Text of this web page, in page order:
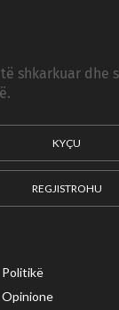
shkarkuar dhe
KYÇU
REGJISTROHU
Politikë
Opinione